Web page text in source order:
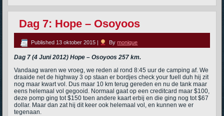
Dag 7: Hope – Osoyoos
Published 13 oktober 2015 | By monique
Dag 7 (4 Juni 2012) Hope – Osoyoos 257 km.
Vandaag waren we vroeg, we reden al rond 8:45 uur de camping af. We
draaide net de highway 3 op staan er bordjes check your fuell duh hij zit
nog maar kwart vol. Dus maar 10 km terug gereden en nu de tank maar
eens helemaal vol gegooid. Normaal gaat op een creditcard maar $100,
deze pomp ging tot $150 toen andere kaart erbij en die ging nog tot $67
dollar. Maar dan zat hij dit keer ook helemaal vol, en kunnen we er
tegenaan.